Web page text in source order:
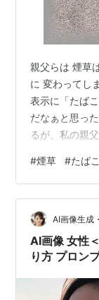
親父らは 煙草
に 変わってし
表示に「たば
だなぁと思っ
るが、私の親
い前に今では
真は門司港に
#煙草 #たばこ
AI画像生成
AI画像 女性
り方 プロン